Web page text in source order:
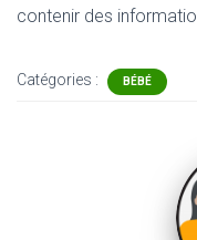
contenir des
Catégories : BÉBÉ